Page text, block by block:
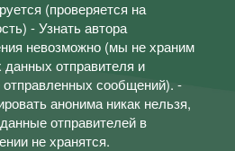
(проверяется на
- Узнать автора
невозможно (мы не храним
данных отправителя и
сообщений). -
анонима никак нельзя,
отправителей в
не хранятся.